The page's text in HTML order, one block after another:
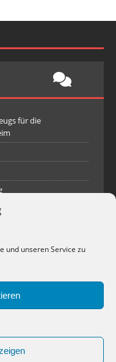
und unseren Service zu
für die
in
Holzpolter